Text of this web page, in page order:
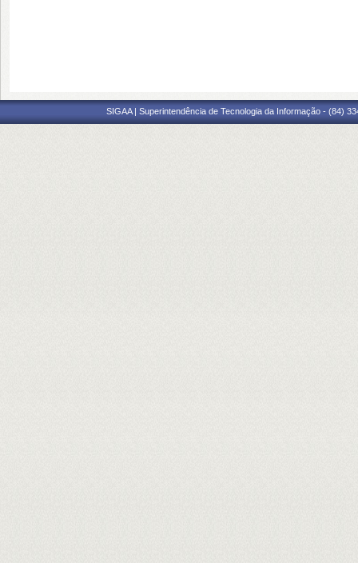
SIGAA | Superintendência de Tecnologia da Informação - (84)